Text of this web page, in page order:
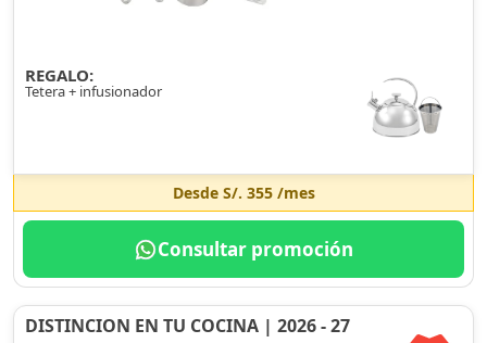
REGALO:
Tetera + infusionador
Desde S/. 355/mes
Consultar promoción
DISTINCION EN TU COCINA | 2026 - 27